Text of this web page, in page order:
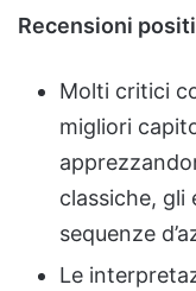
Recensioni
Molti critici
migliori
classiche,
sequenze
Le